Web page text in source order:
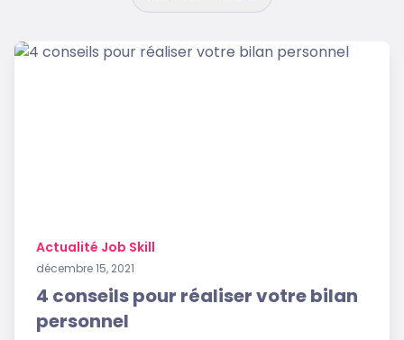
Actualité Job Skill
décembre 15, 2021
4 conseils pour réaliser votre bilan
personnel